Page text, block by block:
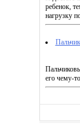
ребенок,
нагрузку
его чему-